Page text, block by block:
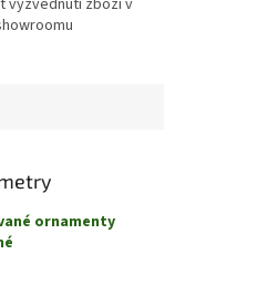
ornamenty